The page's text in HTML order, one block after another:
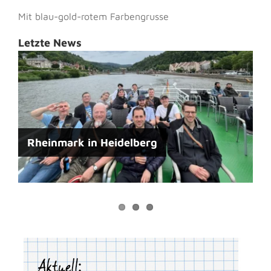
Mit blau-gold-rotem Farbengrusse
Letzte News
Rheinmark in Heidelberg
Rheinmarkball des 101. VJ.
Jubiläumswochenende 100. Jahre L.A.V
Rheinmark